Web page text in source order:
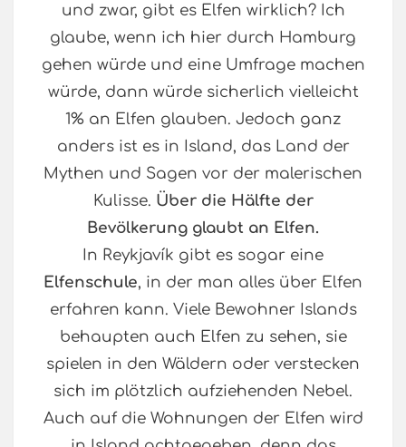
und zwar, gibt es Elfen wirklich? Ich
glaube, wenn ich hier durch Hamburg
gehen würde und eine Umfrage machen
würde, dann würde sicherlich vielleicht
1% an Elfen glauben. Jedoch ganz
anders ist es in Island, das Land der
Mythen und Sagen vor der malerischen
Kulisse. Über die Hälfte der
Bevölkerung glaubt an Elfen.
In Reykjavík gibt es sogar eine
Elfenschule, in der man alles über Elfen
erfahren kann. Viele Bewohner Islands
behaupten auch Elfen zu sehen, sie
spielen in den Wäldern oder verstecken
sich im plötzlich aufziehenden Nebel.
Auch auf die Wohnungen der Elfen wird